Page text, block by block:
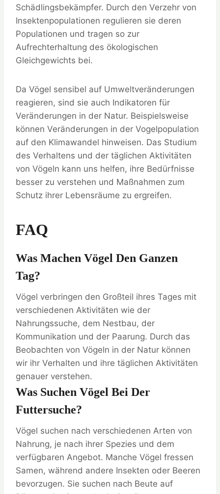
Schädlingsbekämpfer. Durch den Verzehr von
Insektenpopulationen regulieren sie deren
Populationen und tragen so zur
Aufrechterhaltung des ökologischen
Gleichgewichts bei.
Da Vögel sensibel auf Umweltveränderungen
reagieren, sind sie auch Indikatoren für
Veränderungen in der Natur. Beispielsweise
können Veränderungen in der Vogelpopulation
auf den Klimawandel hinweisen. Das Studium
des Verhaltens und der täglichen Aktivitäten
von Vögeln kann uns helfen, ihre Bedürfnisse
besser zu verstehen und Maßnahmen zum
Schutz ihrer Lebensräume zu ergreifen.
FAQ
Was Machen Vögel Den Ganzen
Tag?
Vögel verbringen den Großteil ihres Tages mit
verschiedenen Aktivitäten wie der
Nahrungssuche, dem Nestbau, der
Kommunikation und der Paarung. Durch das
Beobachten von Vögeln in der Natur können
wir ihr Verhalten und ihre täglichen Aktivitäten
genauer verstehen.
Was Suchen Vögel Bei Der
Futtersuche?
Vögel suchen nach verschiedenen Arten von
Nahrung, je nach ihrer Spezies und dem
verfügbaren Angebot. Manche Vögel fressen
Samen, während andere Insekten oder Beeren
bevorzugen. Sie suchen nach Beute auf